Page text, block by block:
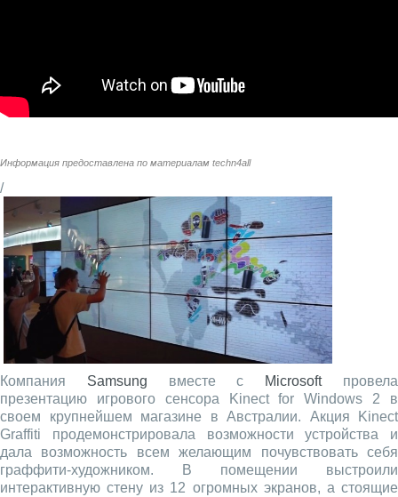
Информация предоставлена по материалам techn4all
/
Компания Samsung вместе с Microsoftпровела
презентацию игрового сенсора Kinect for Windows 2 в
своем крупнейшем магазине в Австралии. Акция Kinect
Graffiti продемонстрировала возможности устройства и
дала возможность всем желающим почувствовать себя
граффити-художником. В помещении выстроили
интерактивную стену из 12 огромных экранов, а стоящие